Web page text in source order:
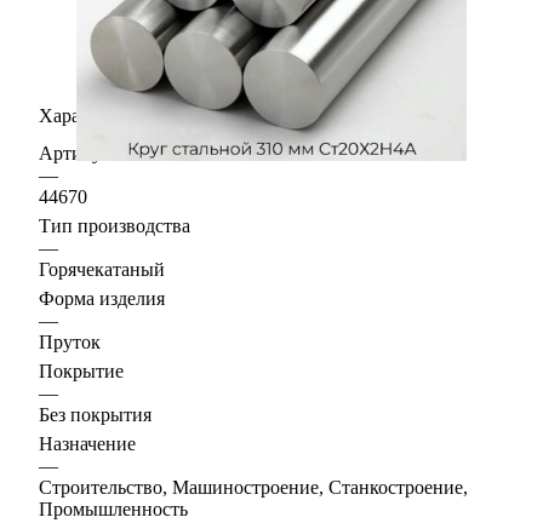
Характеристики
Артикул
—
44670
Тип производства
—
Горячекатаный
Форма изделия
—
Пруток
Покрытие
—
Без покрытия
Назначение
—
Строительство, Машиностроение, Станкостроение,
Промышленность